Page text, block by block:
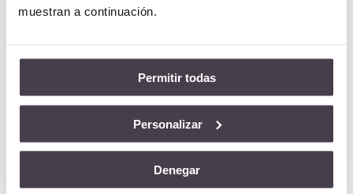
muestran a continuación.
Permitir todas
Personalizar
Denegar